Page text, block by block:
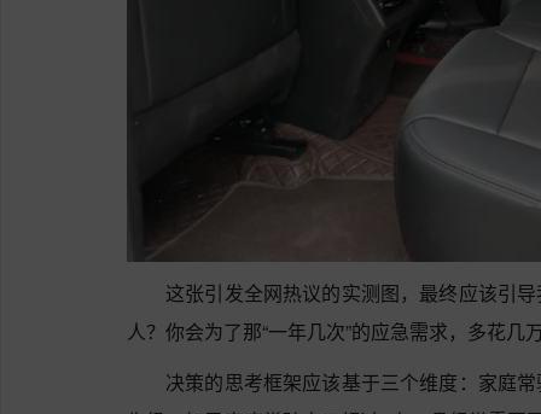
这张引发全网热议的实测图，最终应该引
人？你会为了那“一年几次”的应急需求，多花几
决策的思考框架应该基于三个维度：家庭